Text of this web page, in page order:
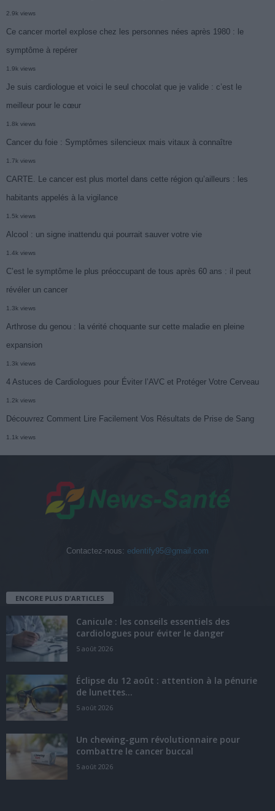
2.9k views
Ce cancer mortel explose chez les personnes nées après 1980 : le
symptôme à repérer
1.9k views
Je suis cardiologue et voici le seul chocolat que je valide : c’est le
meilleur pour le cœur
1.8k views
Cancer du foie : Symptômes silencieux mais vitaux à connaître
1.7k views
CARTE. Le cancer est plus mortel dans cette région qu’ailleurs : les
habitants appelés à la vigilance
1.5k views
Alcool : un signe inattendu qui pourrait sauver votre vie
1.4k views
C’est le symptôme le plus préoccupant de tous après 60 ans : il peut
révéler un cancer
1.3k views
Arthrose du genou : la vérité choquante sur cette maladie en pleine
expansion
1.3k views
4 Astuces de Cardiologues pour Éviter l’AVC et Protéger Votre Cerveau
1.2k views
Découvrez Comment Lire Facilement Vos Résultats de Prise de Sang
1.1k views
Contactez-nous: edentify95@gmail.com
ENCORE PLUS D'ARTICLES
Canicule : les conseils essentiels des
cardiologues pour éviter le danger
5 août 2026
Éclipse du 12 août : attention à la pénurie
de lunettes...
5 août 2026
Un chewing-gum révolutionnaire pour
combattre le cancer buccal
5 août 2026